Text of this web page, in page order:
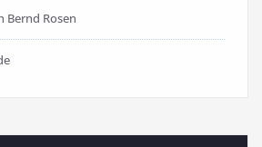
Bernd Rosen